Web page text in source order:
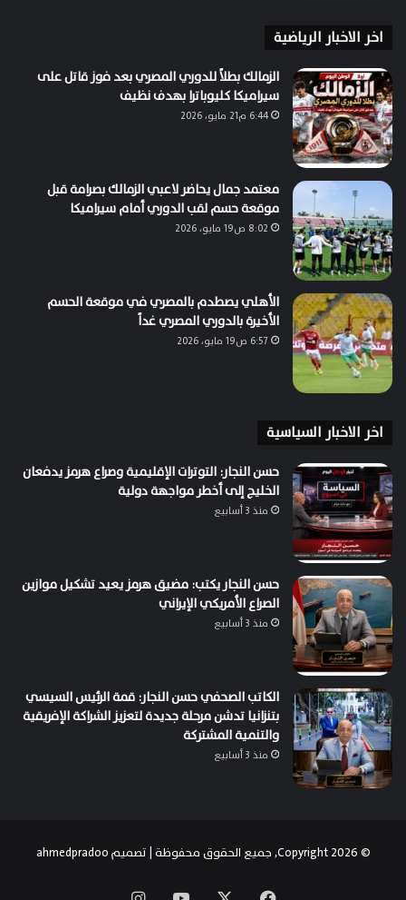
اخر الاخبار الرياضية
الزمالك بطلاً للدوري المصري بعد فوز قاتل على
سيراميكا كليوباترا بهدف نظيف
6:44 م21 مايو، 2026
معتمد جمال يحاضر لاعبي الزمالك بصرامة قبل
موقعة حسم لقب الدوري أمام سيراميكا
8:02 ص19 مايو، 2026
الأهلي يصطدم بالمصري في موقعة الحسم
الأخيرة بالدوري المصري غداً
6:57 ص19 مايو، 2026
اخر الاخبار السياسية
حسن النجار: التوترات الإقليمية وصراع هرمز يدفعان
الخليج إلى أخطر مواجهة دولية
منذ 3 أسابيع
حسن النجار يكتب: مضيق هرمز يعيد تشكيل موازين
الصراع الأمريكي الإيراني
منذ 3 أسابيع
الكاتب الصحفي حسن النجار: قمة الرئيس السيسي
بتنزانيا تدشن مرحلة جديدة لتعزيز الشراكة الإفريقية
والتنمية المشتركة
منذ 3 أسابيع
© Copyright 2026, جميع الحقوق محفوظة | تصميم ahmedpradoo